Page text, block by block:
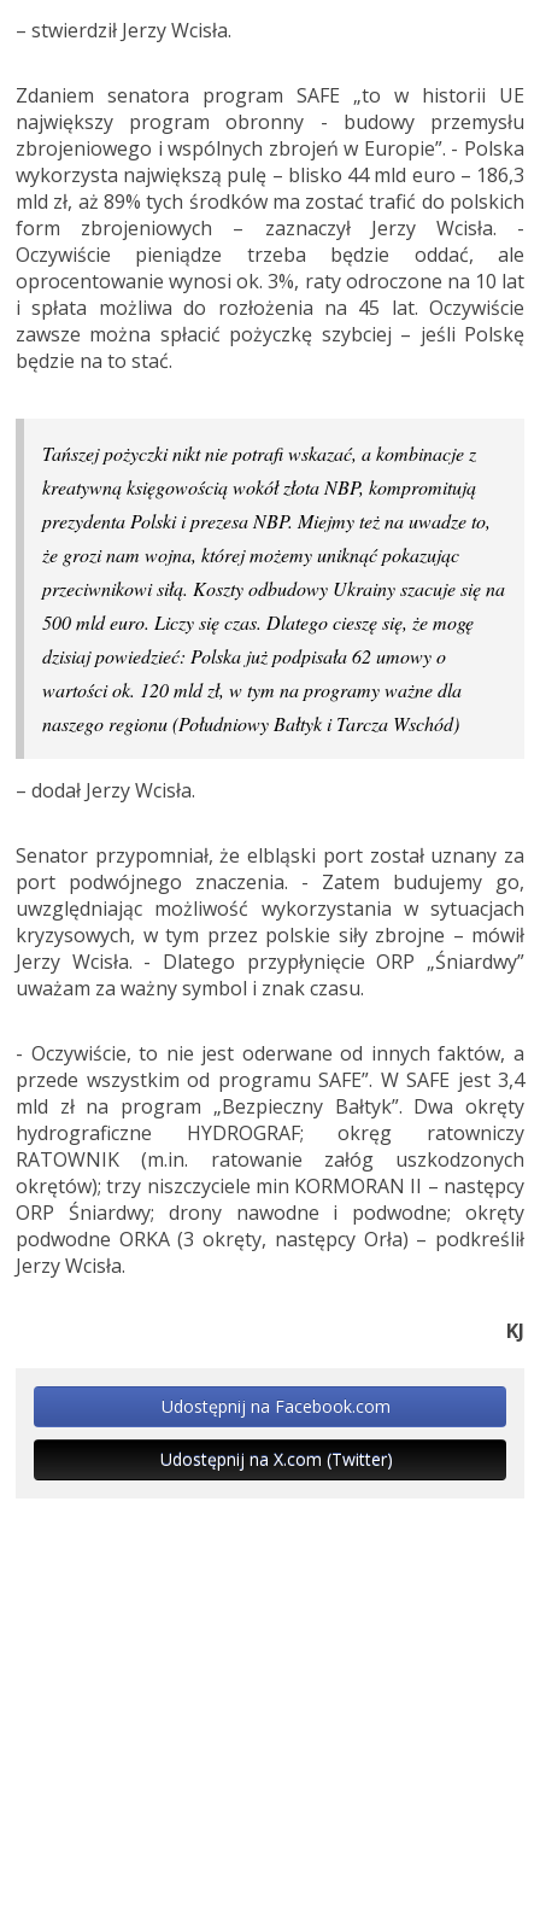
– stwierdził Jerzy Wcisła.
Zdaniem senatora program SAFE „to w historii UE
największy program obronny - budowy przemysłu
zbrojeniowego i wspólnych zbrojeń w Europie”. - Polska
wykorzysta największą pulę – blisko 44 mld euro – 186,3
mld zł, aż 89% tych środków ma zostać trafić do polskich
form zbrojeniowych – zaznaczył Jerzy Wcisła. -
Oczywiście pieniądze trzeba będzie oddać, ale
oprocentowanie wynosi ok. 3%, raty odroczone na 10 lat
i spłata możliwa do rozłożenia na 45 lat. Oczywiście
zawsze można spłacić pożyczkę szybciej – jeśli Polskę
będzie na to stać.
Tańszej pożyczki nikt nie potrafi wskazać, a kombinacje z
kreatywną księgowością wokół złota NBP, kompromitują
prezydenta Polski i prezesa NBP. Miejmy też na uwadze to,
że grozi nam wojna, której możemy uniknąć pokazując
przeciwnikowi siłą. Koszty odbudowy Ukrainy szacuje się na
500 mld euro. Liczy się czas. Dlatego cieszę się, że mogę
dzisiaj powiedzieć: Polska już podpisała 62 umowy o
wartości ok. 120 mld zł, w tym na programy ważne dla
naszego regionu (Południowy Bałtyk i Tarcza Wschód)
– dodał Jerzy Wcisła.
Senator przypomniał, że elbląski port został uznany za
port podwójnego znaczenia. - Zatem budujemy go,
uwzględniając możliwość wykorzystania w sytuacjach
kryzysowych, w tym przez polskie siły zbrojne – mówił
Jerzy Wcisła. - Dlatego przypłynięcie ORP „Śniardwy”
uważam za ważny symbol i znak czasu.
- Oczywiście, to nie jest oderwane od innych faktów, a
przede wszystkim od programu SAFE”. W SAFE jest 3,4
mld zł na program „Bezpieczny Bałtyk”. Dwa okręty
hydrograficzne HYDROGRAF; okręg ratowniczy
RATOWNIK (m.in. ratowanie załóg uszkodzonych
okrętów); trzy niszczyciele min KORMORAN II – następcy
ORP Śniardwy; drony nawodne i podwodne; okręty
podwodne ORKA (3 okręty, następcy Orła) – podkreślił
Jerzy Wcisła.
KJ
Udostępnij na Facebook.com
Udostępnij na X.com (Twitter)